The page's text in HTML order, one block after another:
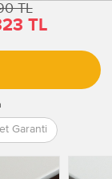
TL
TL
Garanti